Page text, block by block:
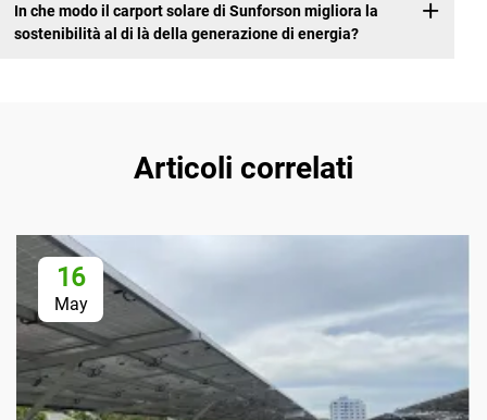
In che modo il carport solare di Sunforson migliora la
sostenibilità al di là della generazione di energia?
Articoli correlati
16
May